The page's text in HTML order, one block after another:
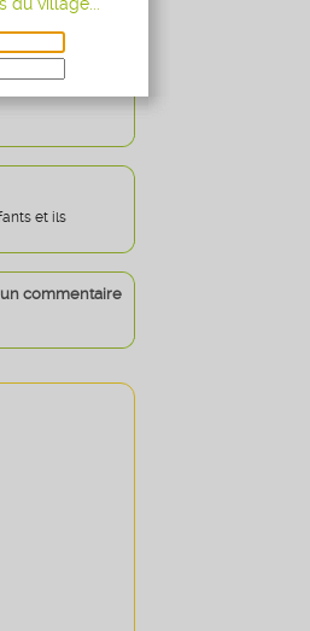
la surface.
cubes.
et ils
commentaire
obligatoire